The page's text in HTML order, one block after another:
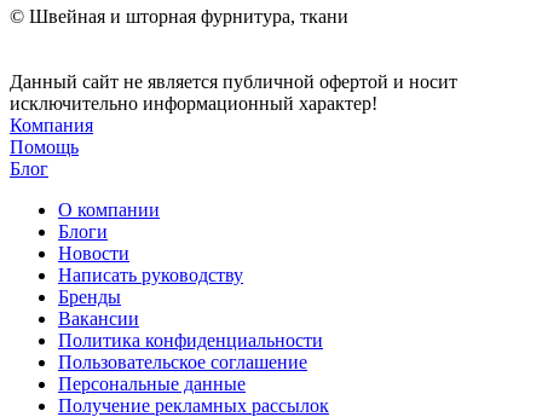
© Швейная и шторная фурнитура, ткани
Данный сайт не является публичной офертой и носит
исключительно информационный характер!
Компания
Помощь
Блог
О компании
Блоги
Новости
Написать руководству
Бренды
Вакансии
Политика конфиденциальности
Пользовательское соглашение
Персональные данные
Получение рекламных рассылок